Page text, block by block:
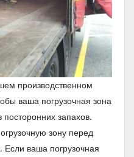
производственном
ваша погрузочная зона
запахов.
зону перед
ваша погрузочная